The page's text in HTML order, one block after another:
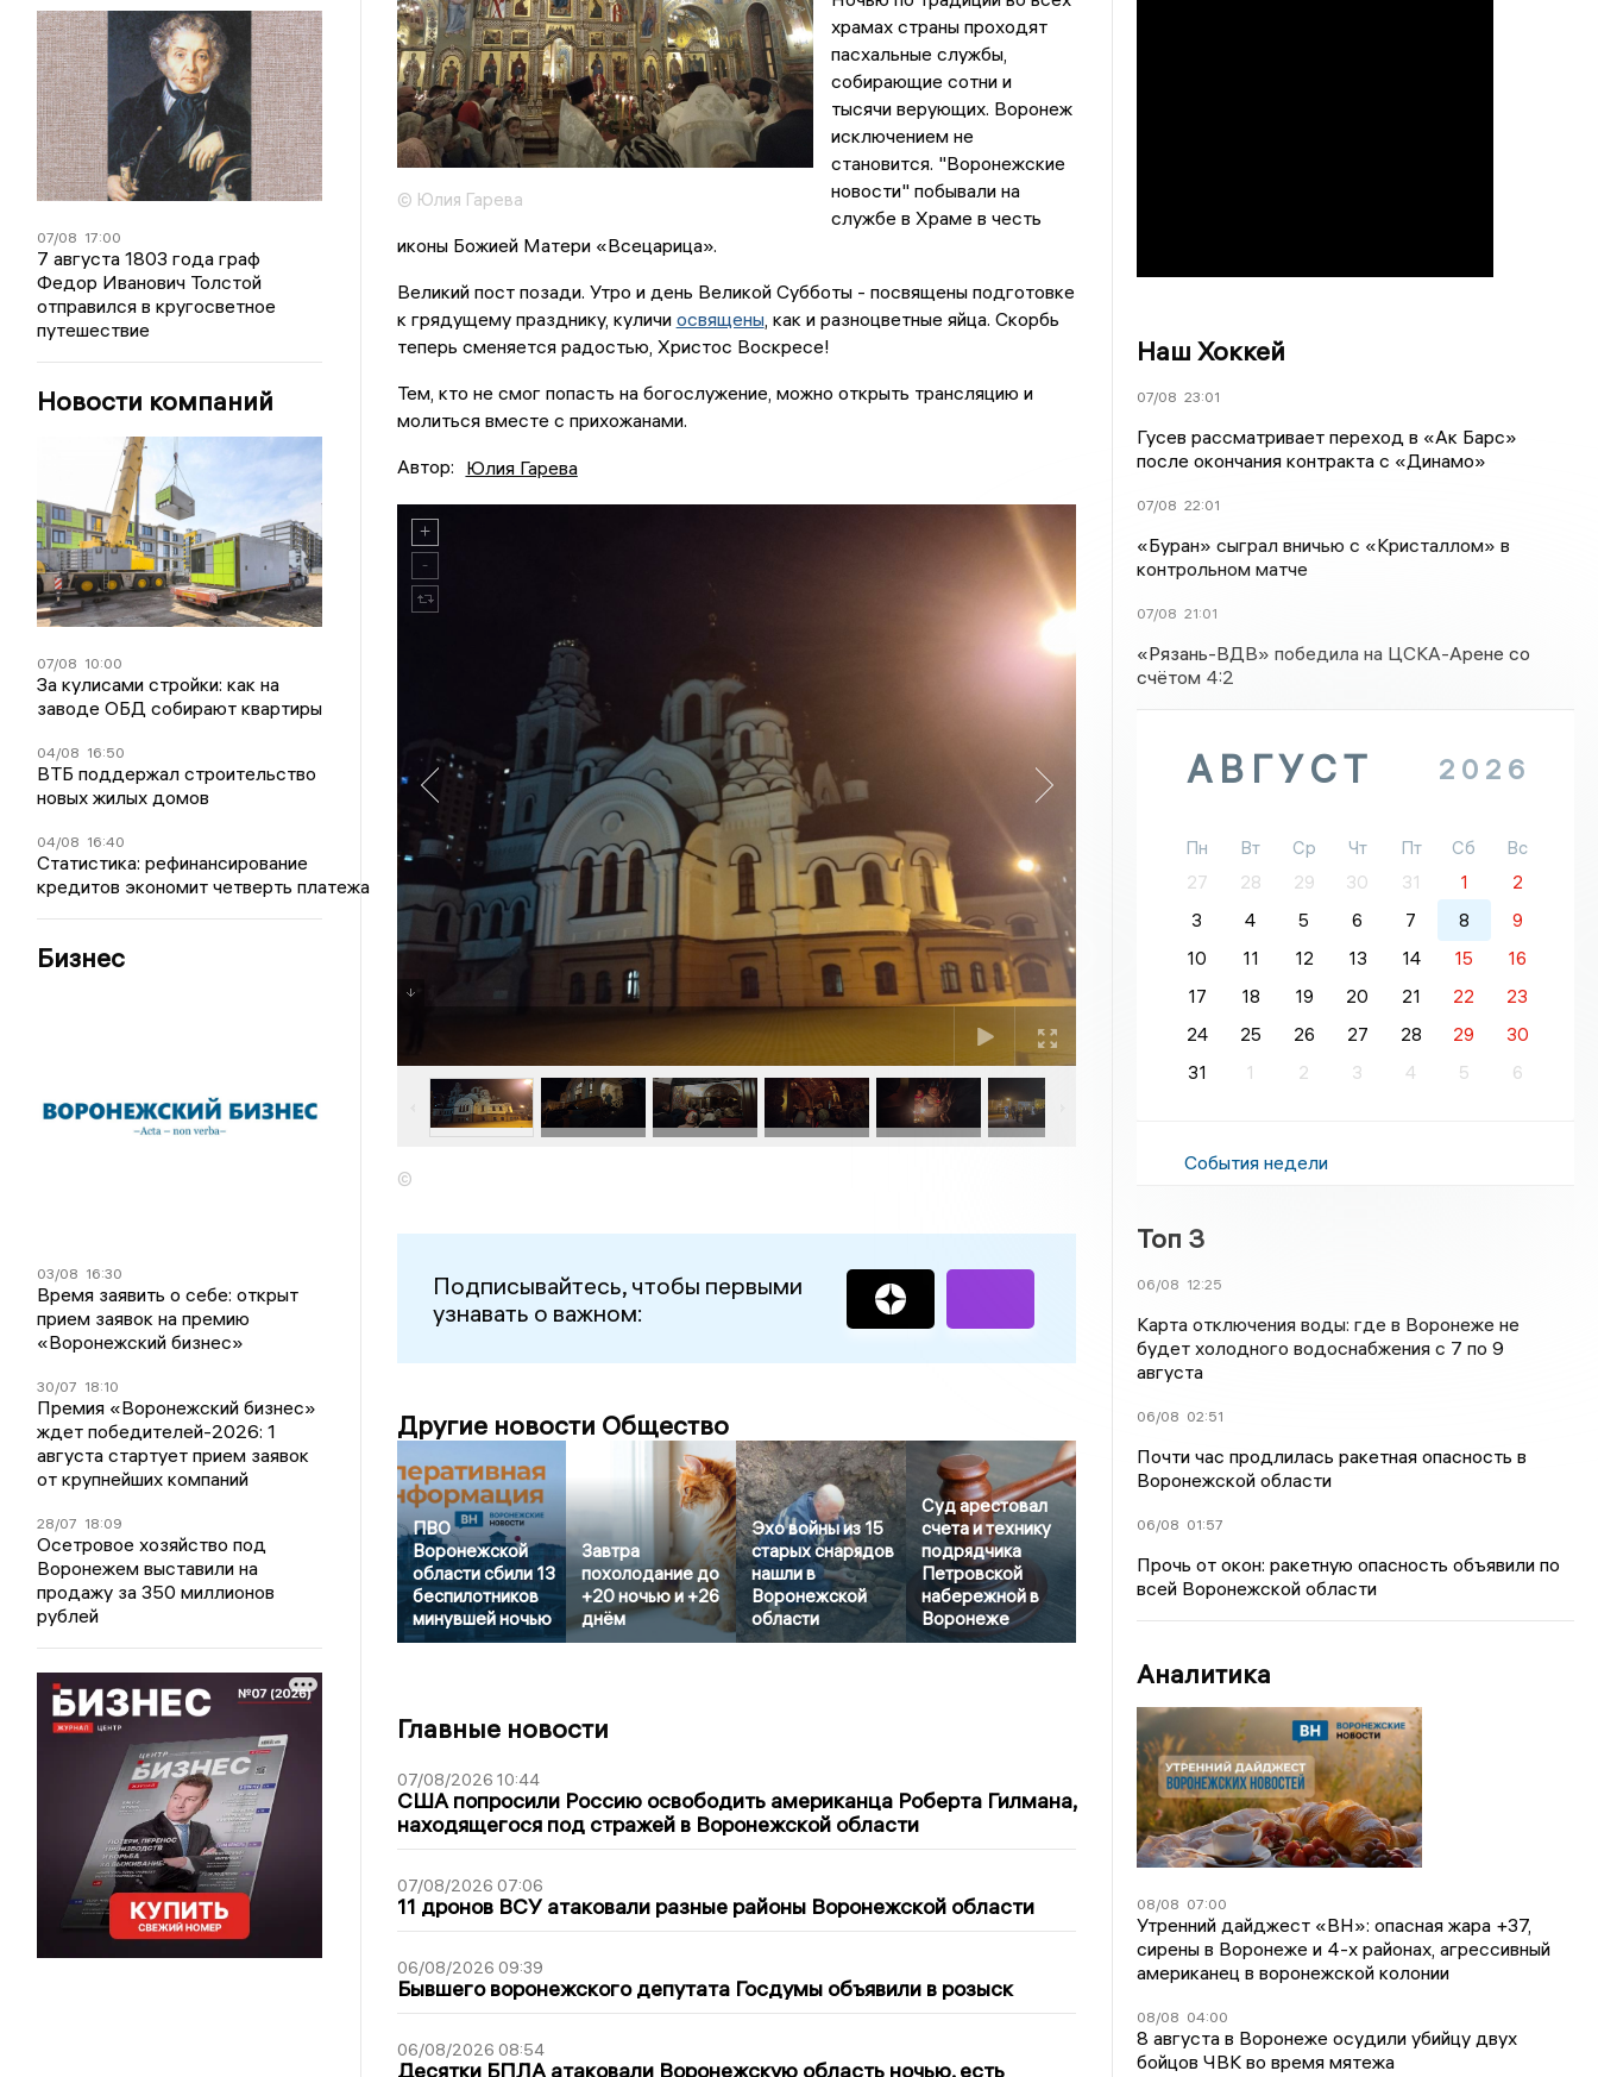
07/08 17:00
7 августа 1803 года граф
Федор Иванович Толстой
отправился в кругосветное
путешествие
Новости компаний
07/08 10:00
За кулисами стройки: как на
заводе ОБД собирают квартиры
04/08 16:50
ВТБ поддержал строительство
новых жилых домов
04/08 16:40
Статистика: рефинансирование
кредитов экономит четверть платежа
Бизнес
03/08 16:30
Время заявить о себе: открыт
прием заявок на премию
«Воронежский бизнес»
30/07 18:10
Премия «Воронежский бизнес»
ждет победителей-2026: 1
августа стартует прием заявок
от крупнейших компаний
28/07 18:09
Осетровое хозяйство под
Воронежем выставили на
продажу за 350 миллионов
рублей
© Юлия Гарева
храмах страны проходят
пасхальные службы,
собирающие сотни и
тысячи верующих. Воронеж
исключением не
становится. "Воронежские
новости" побывали на
службе в Храме в честь
иконы Божией Матери «Всецарица».
Великий пост позади. Утро и день Великой Субботы - посвящены подготовке
к грядущему празднику, куличи освящены, как и разноцветные яйца. Скорбь
теперь сменяется радостью, Христос Воскресе!
Тем, кто не смог попасть на богослужение, можно открыть трансляцию и
молиться вместе с прихожанами.
Автор: Юлия Гарева
©
Подписывайтесь, чтобы первыми
узнавать о важном:
Другие новости Общество
ПВО
Воронежской
области сбили 13
беспилотников
минувшей ночью
Завтра
похолодание до
+20 ночью и +26
днём
Эхо войны из 15
старых снарядов
нашли в
Воронежской
области
Суд арестовал
счета и технику
подрядчика
Петровской
набережной в
Воронеже
Главные новости
07/08/2026 10:44
США попросили Россию освободить американца Роберта Гилмана,
находящегося под стражей в Воронежской области
07/08/2026 07:06
11 дронов ВСУ атаковали разные районы Воронежской области
06/08/2026 09:39
Бывшего воронежского депутата Госдумы объявили в розыск
06/08/2026 08:54
Десятки БПЛА атаковали Воронежскую область ночью, есть
Наш Хоккей
07/08 23:01
Гусев рассматривает переход в «Ак Барс»
после окончания контракта с «Динамо»
07/08 22:01
«Буран» сыграл вничью с «Кристаллом» в
контрольном матче
07/08 21:01
«Рязань-ВДВ» победила на ЦСКА-Арене со
счётом 4:2
АВГУСТ 2026
Пн Вт Ср Чт Пт Сб
Вс
27
28 29 30 31 1
2
3
4 5 6 7 8
9
10
11 12 13 14 15
16
17
18 19 20 21 22
23
24
25 26 27 28 29
30
31
1 2 3 4 5 6
События недели
Топ 3
06/08 12:25
Карта отключения воды: где в Воронеже не
будет холодного водоснабжения с 7 по 9
августа
06/08 02:51
Почти час продлилась ракетная опасность в
Воронежской области
06/08 01:57
Прочь от окон: ракетную опасность объявили по
всей Воронежской области
Аналитика
08/08 07:00
Утренний дайджест «ВН»: опасная жара +37,
сирены в Воронеже и 4-х районах, агрессивный
американец в воронежской колонии
08/08 04:00
8 августа в Воронеже осудили убийцу двух
бойцов ЧВК во время мятежа